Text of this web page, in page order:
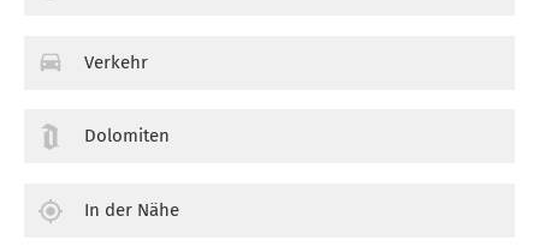
Verkehr
Dolomiten
In der Nähe